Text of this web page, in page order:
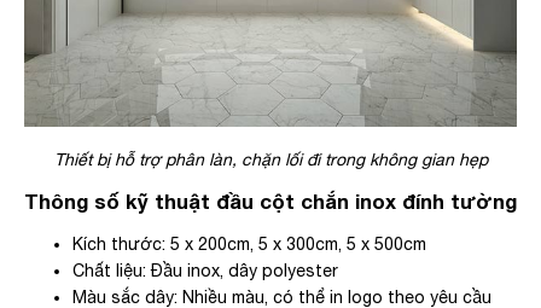
Thiết bị hỗ trợ phân làn, chặn lối đi trong không gian hẹp
Thông số kỹ thuật đầu cột chắn inox đính tường
Kích thước: 5 x 200cm, 5 x 300cm, 5 x 500cm
Chất liệu: Đầu inox, dây polyester
Màu sắc dây: Nhiều màu, có thể in logo theo yêu cầu